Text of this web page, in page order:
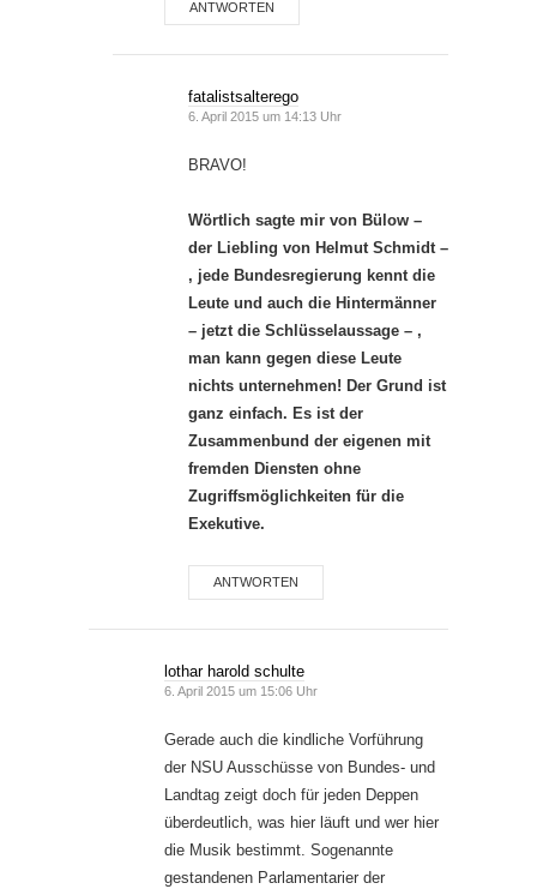
ANTWORTEN
fatalistsalterego
6. April 2015 um 14:13 Uhr
BRAVO!
Wörtlich sagte mir von Bülow –
der Liebling von Helmut Schmidt –
, jede Bundesregierung kennt die
Leute und auch die Hintermänner
– jetzt die Schlüsselaussage – ,
man kann gegen diese Leute
nichts unternehmen! Der Grund ist
ganz einfach. Es ist der
Zusammenbund der eigenen mit
fremden Diensten ohne
Zugriffsmöglichkeiten für die
Exekutive.
ANTWORTEN
lothar harold schulte
6. April 2015 um 15:06 Uhr
Gerade auch die kindliche Vorführung
der NSU Ausschüsse von Bundes- und
Landtag zeigt doch für jeden Deppen
überdeutlich, was hier läuft und wer hier
die Musik bestimmt. Sogenannte
gestandenen Parlamentarier der